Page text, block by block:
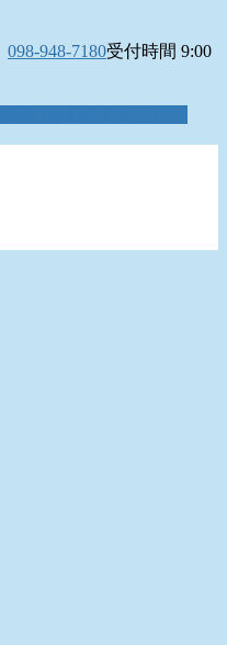
098-948-7180受付時間 9:00